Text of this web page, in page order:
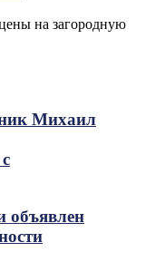
на загородную
Михаил
объявлен